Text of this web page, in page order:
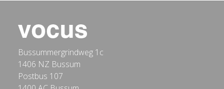
Bussummergrindweg 1c
1406 NZ Bussum
Postbus 107